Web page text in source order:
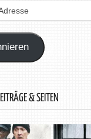
& SEITEN